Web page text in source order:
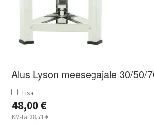
Varroa mite control – when and how
Alus Lyson meesegajale 30/50/
Lisa
48,00€
KM-ta:38,71€